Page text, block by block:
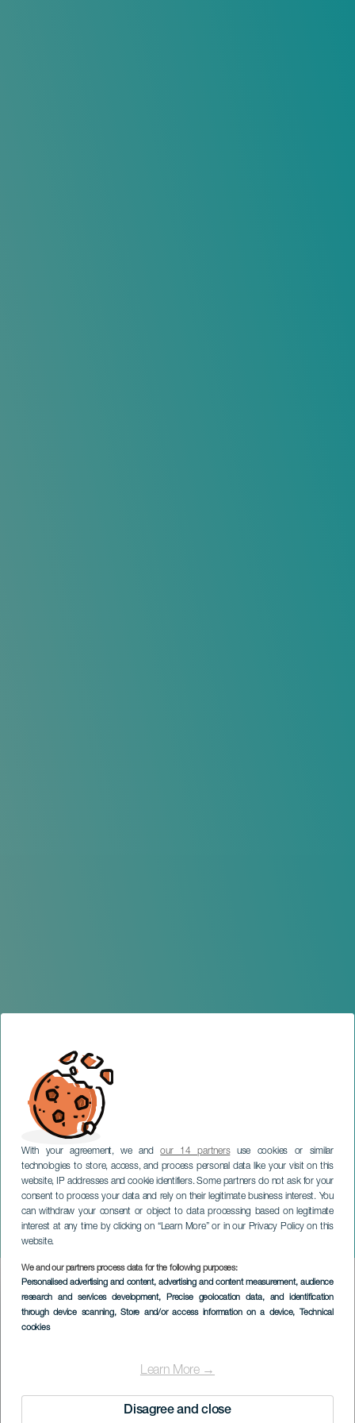
With your agreement, we andour 14 partnersuse cookies or similar
technologies to store, access, and process personal data like your visit on this
website, IP addresses and cookie identifiers. Some partners do not ask for your
consent to process your data and rely on their legitimate business interest. You
can withdraw your consent or object to data processing based on legitimate
interest at any time by clicking on “Learn More” or in our Privacy Policy on this
website.
We and our partners process data for the following purposes:
Personalised advertising and content, advertising and content measurement, audience
research and services development, Precise geolocation data, and identification
through device scanning, Store and/or access information on a device, Technical
cookies
Learn More →
Disagree and close
Vild Trio i koncert
TENERIFE
Imagen
Listado